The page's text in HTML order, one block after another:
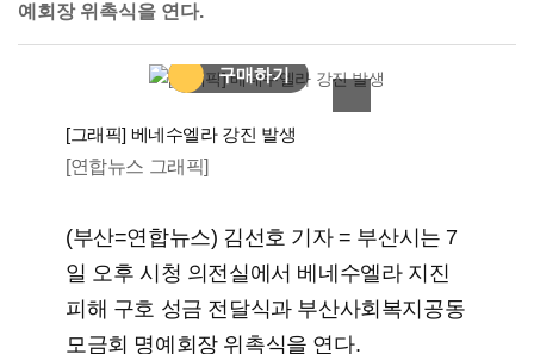
예회장 위촉식을 연다.
구매하기
[그래픽] 베네수엘라 강진 발생
[연합뉴스 그래픽]
(부산=연합뉴스) 김선호 기자 = 부산시는 7
일 오후 시청 의전실에서 베네수엘라 지진
피해 구호 성금 전달식과 부산사회복지공동
모금회 명예회장 위촉식을 연다.